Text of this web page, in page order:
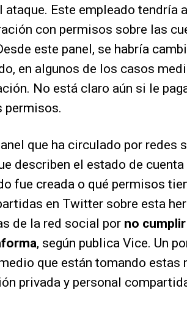
Este empleado tendría
con permisos sobre las
este panel, se habría
en algunos de los casos
No está claro aún si le
permisos.
que ha circulado por redes
describen el estado de
fue creada o qué permisos
en Twitter sobre esta
de la red social por no
, según publica Vice. Un
que están tomando estas
privada y personal